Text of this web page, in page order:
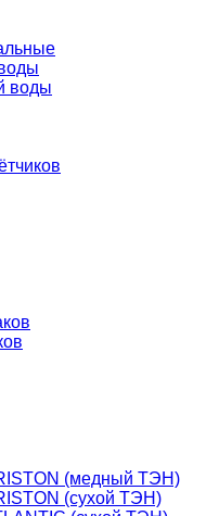
воды
(медный ТЭН)
(сухой ТЭН)